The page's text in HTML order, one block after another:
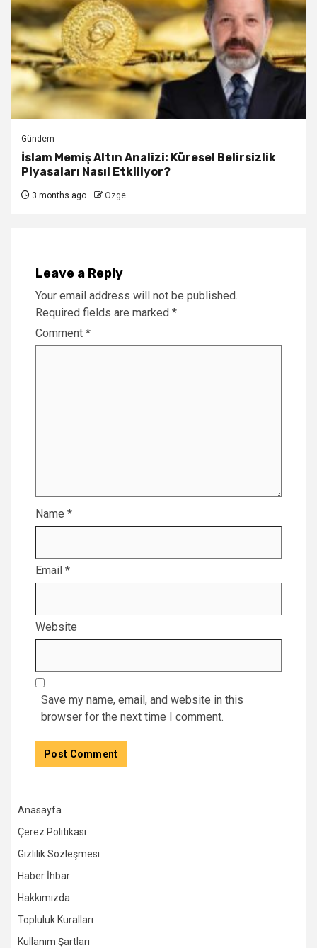
Gündem
İslam Memiş Altın Analizi: Küresel Belirsizlik
Piyasaları Nasıl Etkiliyor?
3 months ago Ozge
Leave a Reply
Your email address will not be published.
Required fields are marked *
Comment *
Name *
Email *
Website
Save my name, email, and website in this
browser for the next time I comment.
Anasayfa
Çerez Politikası
Gizlilik Sözleşmesi
Haber İhbar
Hakkımızda
Topluluk Kuralları
Kullanım Şartları